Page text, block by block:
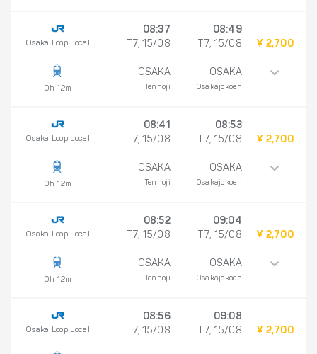
Osaka Loop Local
0h 12m
08:37
T7, 15/08
OSAKA
Tennoji
08:49
T7, 15/08
OSAKA
Osakajokoen
¥ 2,700
Osaka Loop Local
0h 12m
08:41
T7, 15/08
OSAKA
Tennoji
08:53
T7, 15/08
OSAKA
Osakajokoen
¥ 2,700
Osaka Loop Local
0h 12m
08:52
T7, 15/08
OSAKA
Tennoji
09:04
T7, 15/08
OSAKA
Osakajokoen
¥ 2,700
Osaka Loop Local
08:56
T7, 15/08
09:08
T7, 15/08
¥ 2,700